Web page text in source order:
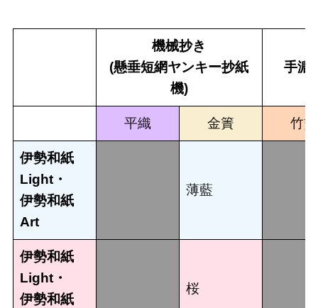
機械抄き
(懸垂短網ヤンキー抄紙
機)
手漉
平織 金簀 竹簀
伊勢和紙
Light・
伊勢和紙
Art
薄藍
伊勢和紙
Light・
伊勢和紙
桜